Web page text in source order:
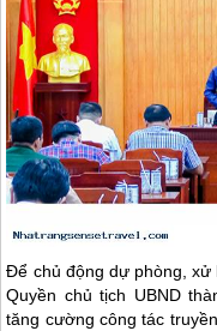
Để chủ động dự phòng, xử
Quyền chủ tịch UBND
tăng cường công tác